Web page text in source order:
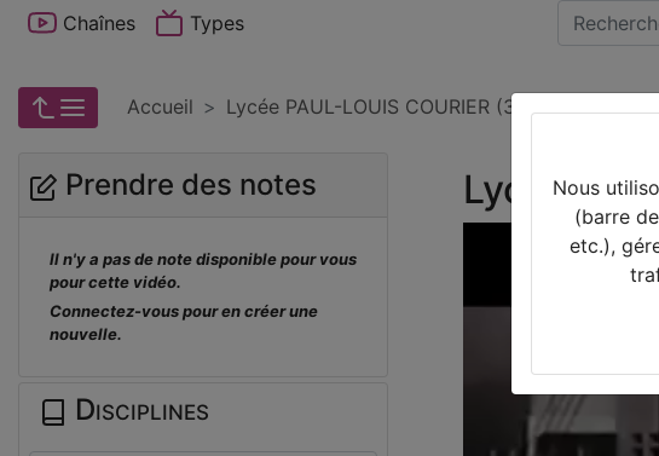
Chaînes Types
Accueil Lycée PAUL-LOUIS COURIER (37) TOURS
Lycée
Prendre des notes
Il n'y a pas de note disponible pour vous
pour cette vidéo.
Connectez-vous pour en créer une
nouvelle.
Disciplines
Nous
(barre
etc.),